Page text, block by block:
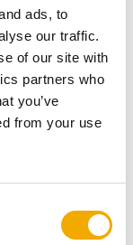
ads, to
our traffic.
of our site with
partners who
you’ve
from your use
fournis.
depuis plus
et
la construction
aux